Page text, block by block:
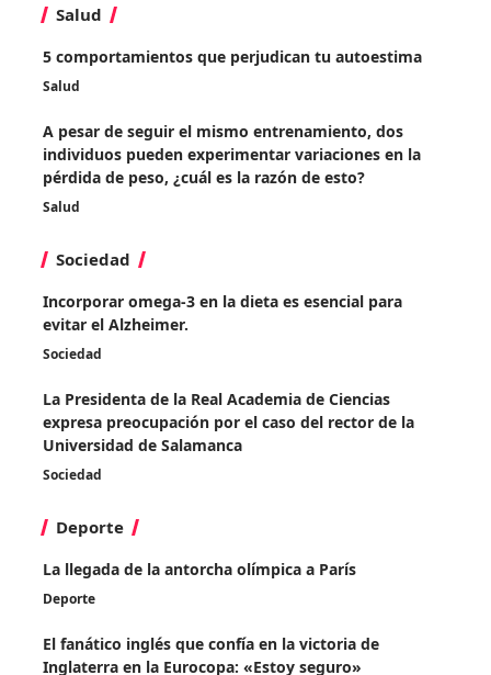
Salud
5 comportamientos que perjudican tu autoestima
Salud
A pesar de seguir el mismo entrenamiento, dos
individuos pueden experimentar variaciones en la
pérdida de peso, ¿cuál es la razón de esto?
Salud
Sociedad
Incorporar omega-3 en la dieta es esencial para
evitar el Alzheimer.
Sociedad
La Presidenta de la Real Academia de Ciencias
expresa preocupación por el caso del rector de la
Universidad de Salamanca
Sociedad
Deporte
La llegada de la antorcha olímpica a París
Deporte
El fanático inglés que confía en la victoria de
Inglaterra en la Eurocopa: «Estoy seguro»